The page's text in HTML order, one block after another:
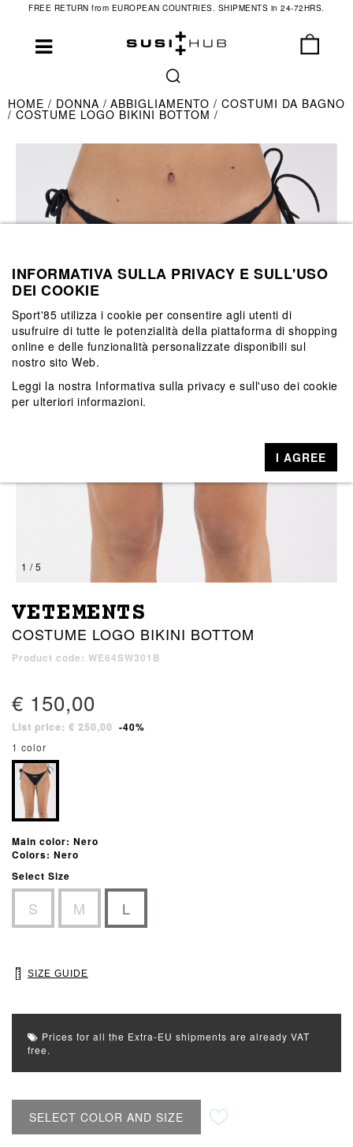
FREE RETURN from EUROPEAN COUNTRIES. SHIPMENTS in 24-72HRS.
HOME DONNA ABBIGLIAMENTO COSTUMI DA BAGNO
COSTUME LOGO BIKINI BOTTOM
1 / 5
VETEMENTS
COSTUME LOGO BIKINI BOTTOM
Product code: WE64SW301B
€ 150,00
List price: € 250,00 -40%
1 color
Main color: Nero
Colors: Nero
Select Size
S M L
SIZE GUIDE
Prices for all the Extra-EU shipments are already VAT
free.
SELECT COLOR AND SIZE
INFORMATIVA SULLA PRIVACY E SULL'USO
DEI COOKIE
Sport'85 utilizza i cookie per consentire agli utenti di
usufruire di tutte le potenzialità della piattaforma di shopping
online e delle funzionalità personalizzate disponibili sul
nostro sito Web.
Leggi la nostra Informativa sulla privacy e sull'uso dei cookie
per ulteriori informazioni.
I AGREE